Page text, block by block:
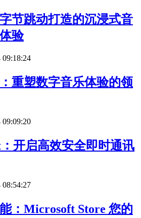
节跳动打造的沉浸式音
验
重塑数字音乐体验的领
开启高效安全即时通讯
：Microsoft Store 您的